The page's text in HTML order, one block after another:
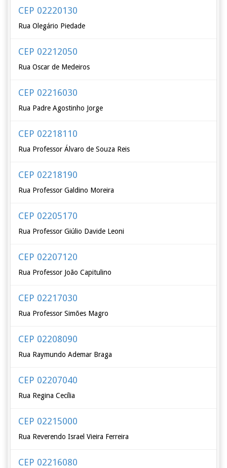
CEP 02220130
Rua Olegário Piedade
CEP 02212050
Rua Oscar de Medeiros
CEP 02216030
Rua Padre Agostinho Jorge
CEP 02218110
Rua Professor Álvaro de Souza Reis
CEP 02218190
Rua Professor Galdino Moreira
CEP 02205170
Rua Professor Giúlio Davide Leoni
CEP 02207120
Rua Professor João Capitulino
CEP 02217030
Rua Professor Simões Magro
CEP 02208090
Rua Raymundo Ademar Braga
CEP 02207040
Rua Regina Cecília
CEP 02215000
Rua Reverendo Israel Vieira Ferreira
CEP 02216080